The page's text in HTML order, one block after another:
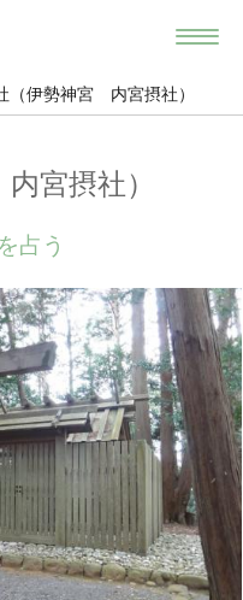
（伊勢神宮 内宮摂社）
宮摂社）
占う